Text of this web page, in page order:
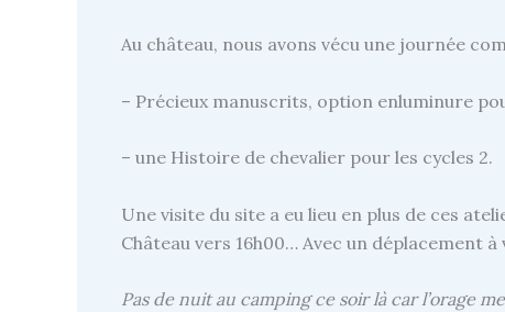
Au château, nous avons vécu une journée
– Précieux manuscrits, option enluminure
– une Histoire de chevalier pour les cycles 2.
Une visite du site a eu lieu en plus de ces
Château vers 16h00… Avec un déplacement
Pas de nuit au camping ce soir là car l’orage